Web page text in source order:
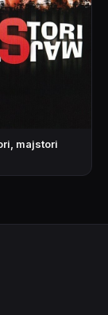
majstori